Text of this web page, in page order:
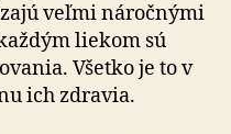
veľmi náročnými
liekom sú
Všetko je to v
ich zdravia.